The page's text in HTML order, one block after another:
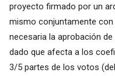
proyecto firmado por un
mismo conjuntamente con
necesaria la aprobación
dado que afecta a los
3/5 partes de los votos